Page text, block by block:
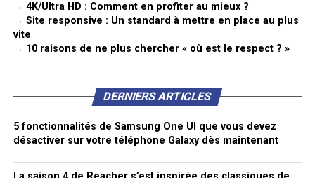
→ 4K/Ultra HD : Comment en profiter au mieux ?
→ Site responsive : Un standard à mettre en place au plus
vite
→ 10 raisons de ne plus chercher « où est le respect ? »
DERNIERS ARTICLES
5 fonctionnalités de Samsung One UI que vous devez
désactiver sur votre téléphone Galaxy dès maintenant